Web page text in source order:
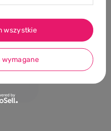
Playshoes
50,15 PLN
Najniższa
przed
59,00 PLN
wymagane
wszystkie